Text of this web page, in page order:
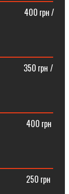
грн /
грн /
грн
грн